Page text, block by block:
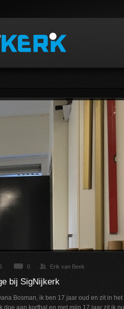
0 Erik van Beek
bij SigNijkerk
Bosman, ik ben 17 jaar oud en zit in
doe aan korfbal en met mijn 17 jaar zit ik